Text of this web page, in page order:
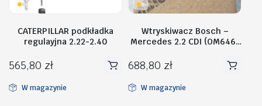
CATERPILLAR podkładka
regulayjna 2.22-2.40
565,80 zł
W magazynie
Wtryskiwacz Bosch –
Mercedes 2.2 CDI (OM646)
688,80 zł
W magazynie